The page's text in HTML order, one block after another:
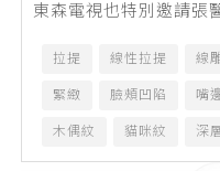
東森電視也特別邀請張
拉提 線性拉提 線
緊緻 臉頰凹陷 嘴
木偶紋 貓咪紋 深